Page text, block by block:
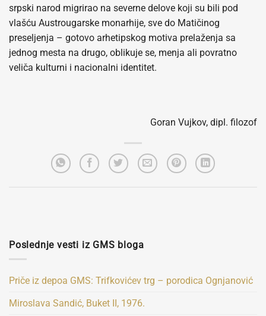
srpski narod migrirao na severne delove koji su bili pod
vlašću Austrougarske monarhije, sve do Matičinog
preseljenja – gotovo arhetipskog motiva prelaženja sa
jednog mesta na drugo, oblikuje se, menja ali povratno
veliča kulturni i nacionalni identitet.
Goran Vujkov, dipl. filozof
Poslednje vesti iz GMS bloga
Priče iz depoa GMS: Trifkovićev trg – porodica Ognjanović
Miroslava Sandić, Buket II, 1976.